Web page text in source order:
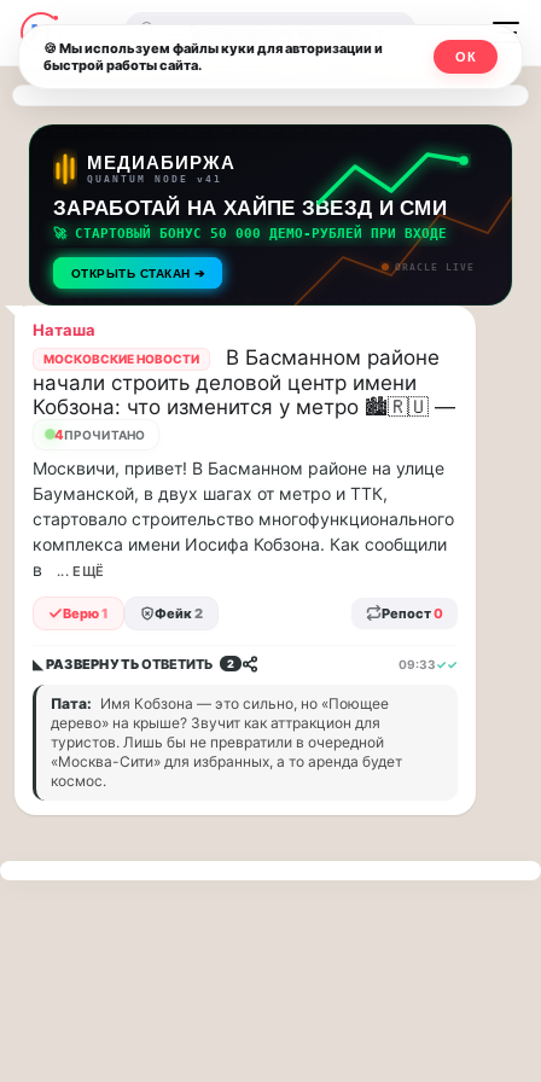
Последние
новости
и
обновления
потока:
Друзья,
приглашаем
на
музыкальную
прогулку
по
Москве
Чайковского!…
приглашаем
на
музыкальную
прогулку
по
Москве
Чайковского!
|
16:00
Петр
Ильич
Чайковский
—
один
самых
исповедальных
Москвичи.net
—
Главный
столичный
чат-
мессенджер,
новости
и
инсайды
Москвы
🔍
МЕДИАБИРЖА
QUANTUM NODE v41
ЗАРАБОТАЙ НА ХАЙПЕ ЗВЕЗД И СМИ
🚀 СТАРТОВЫЙ БОНУС 50 000 ДЕМО-РУБЛЕЙ ПРИ ВХОДЕ
ОТКРЫТЬ СТАКАН ➔ ORACLE LIVE
Наташа
МОСКОВСКИЕ НОВОСТИ
В Басманном районе
начали строить деловой центр имени
Кобзона: что изменится у метро 🏙️🇷🇺 —
4ПРОЧИТАНО
Москвичи, привет! В Басманном районе на улице
Бауманской, в двух шагах от метро и ТТК,
стартовало строительство многофункционального
комплекса имени Иосифа Кобзона. Как сообщили
в
... ЕЩЁ
Верю1 Фейк2 Репост0
◣ РАЗВЕРНУТЬОТВЕТИТЬ 2 09:33✓✓
Пата: Имя Кобзона — это сильно, но «Поющее
дерево» на крыше? Звучит как аттракцион для
туристов. Лишь бы не превратили в очередной
«Москва-Сити» для избранных, а то аренда будет
космос.
🍪 Мы используем файлы куки для авторизации и
быстрой работы сайта.
ОК